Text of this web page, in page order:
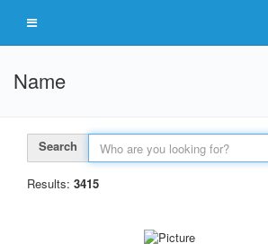
Name
Search
Results: 3415